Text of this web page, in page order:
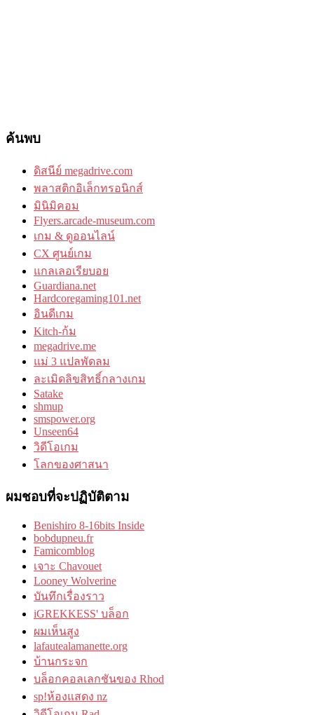
ค้นพบ
ดิสนีย์ megadrive.com
พลาสติกอิเล็กทรอนิกส์
มินิมิคอม
Flyers.arcade-museum.com
เกม & ดูออนไลน์
CX ศูนย์เกม
แกลเลอเรียบอย
Guardiana.net
Hardcoregaming101.net
อินดีเกม
Kitch-ก้ม
megadrive.me
แม่ 3 แปลพัดลม
ละเมิดลิขสิทธิ์กลางเกม
Satake
shmup
smspower.org
Unseen64
วิดีโอเกม
โลกของศาสนา
ผมชอบที่จะปฏิบัติตาม
Benishiro 8-16bits Inside
bobdupneu.fr
Famicomblog
เจาะ Chavouet
Looney Wolverine
บันทึกเรื่องราว
iGREKKESS' บล็อก
ผมเห็นสูง
lafautealamanette.org
บ้านกระจก
บล็อกคอลเลกชันของ Rhod
sp!ห้องแสดง nz